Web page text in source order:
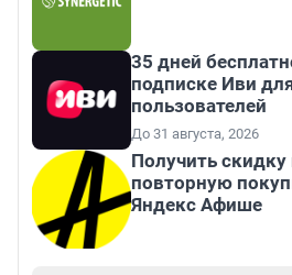
35 дней
подписке Иви
пользователей
До 31 августа, 2026
Получить
повторную
Яндекс Афише